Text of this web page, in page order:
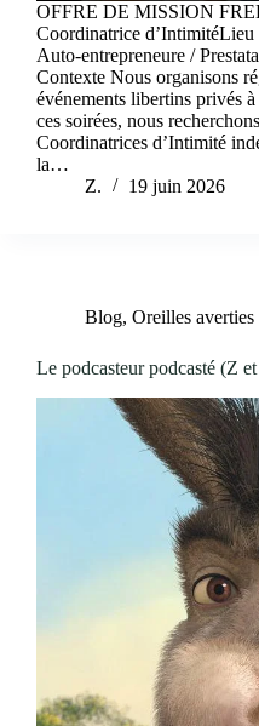
OFFRE DE MISSION
Coordinatrice d’IntimitéLieu
Auto-entrepreneure /
Contexte Nous organisons
événements libertins privés
ces soirées, nous
Coordinatrices d’Intimité
la…
Z.
19 juin 2026
Blog, Oreilles averties
Le podcasteur podcasté (Z